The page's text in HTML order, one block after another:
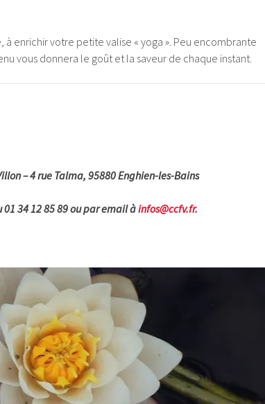
à enrichir votre petite valise « yoga ». Peu encombrante
vous donnera le goût et la saveur de chaque instant.
– 4 rue Talma, 95880 Enghien-les-Bains
34 12 85 89 ou par email àinfos@ccfv.fr.